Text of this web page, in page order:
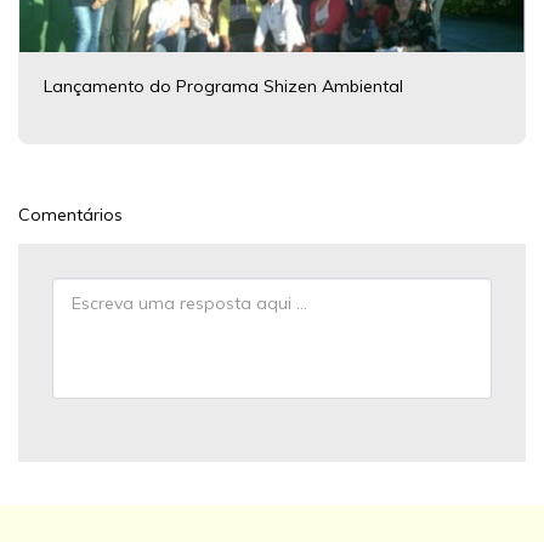
Lançamento do Programa Shizen Ambiental
Comentários